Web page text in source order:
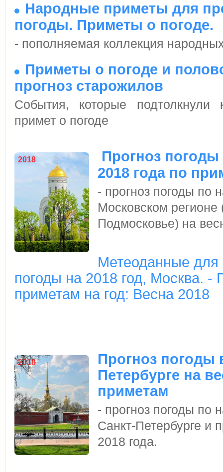
Народные приметы для
погоды. Приметы о погоде.
- пополняемая коллекция
Приметы о погоде и
прогноз старожилов
События, которые
примет о погоде
2018
Прогноз
2018 года по
- прогноз погоды по
Московском
Подмосковье) на
Метеоданные для
погоды на 2018 год, Москва. -
приметам на год: Весна 2018
2018
Прогноз погоды
Петербурге на
приметам
- прогноз погоды по
Санкт-Петербурге и
2018 года.